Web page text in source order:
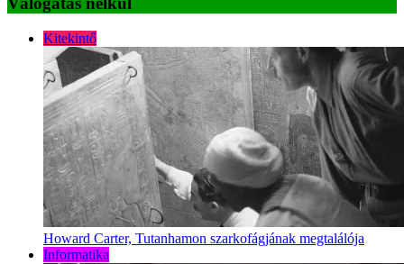
Kitekintő
Howard Carter, Tutanhamon szarkofágjának megtalálója
Informatika